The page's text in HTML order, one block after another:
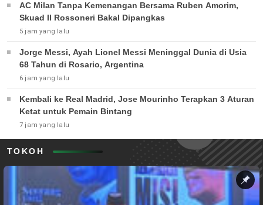
AC Milan Tanpa Kemenangan Bersama Ruben Amorim,
Skuad Il Rossoneri Bakal Dipangkas
5 jam yang lalu
Jorge Messi, Ayah Lionel Messi Meninggal Dunia di Usia
68 Tahun di Rosario, Argentina
6 jam yang lalu
Kembali ke Real Madrid, Jose Mourinho Terapkan 3 Aturan
Ketat untuk Pemain Bintang
7 jam yang lalu
TOKOH